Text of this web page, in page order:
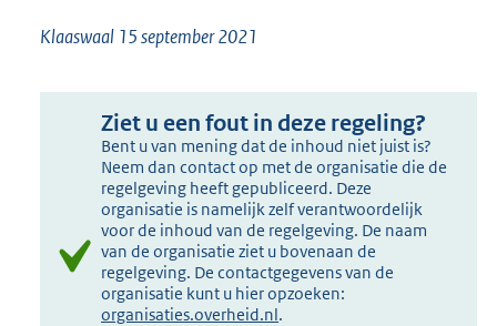
Klaaswaal 15 september 2021
Ziet u een fout in deze regeling?
Bent u van mening dat de inhoud niet juist is?
Neem dan contact op met de organisatie die de
regelgeving heeft gepubliceerd. Deze
organisatie is namelijk zelf verantwoordelijk
voor de inhoud van de regelgeving. De naam
van de organisatie ziet u bovenaan de
regelgeving. De contactgegevens van de
organisatie kunt u hier opzoeken:
organisaties.overheid.nl.